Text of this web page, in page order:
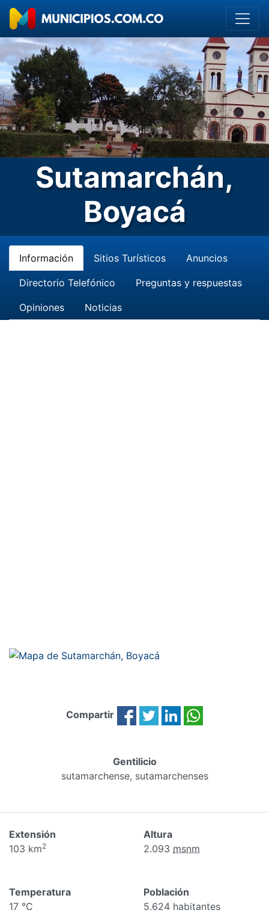
Sutamarchán,
Boyacá
Información Sitios Turísticos Anuncios
Directorio Telefónico Preguntas y respuestas
Opiniones Noticias
Compartir
Gentilicio
sutamarchense, sutamarchenses
Extensión
103 km2
Altura
2.093 msnm
Temperatura
17 °C
Población
5.624 habitantes